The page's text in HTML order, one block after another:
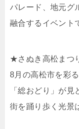
パレード、地元グ
融合するイベント
★さぬき高松まつ
8月の高松市を彩
「総おどり」が
街を踊り歩く光景